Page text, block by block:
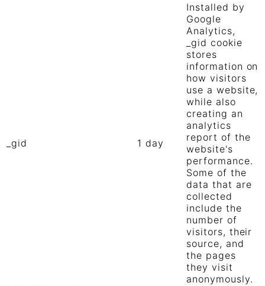
_gid 1 day
Installed by
Google
Analytics,
_gid cookie
stores
information on
how visitors
use a website,
while also
creating an
analytics
report of the
website's
performance.
Some of the
data that are
collected
include the
number of
visitors, their
source, and
the pages
they visit
anonymously.